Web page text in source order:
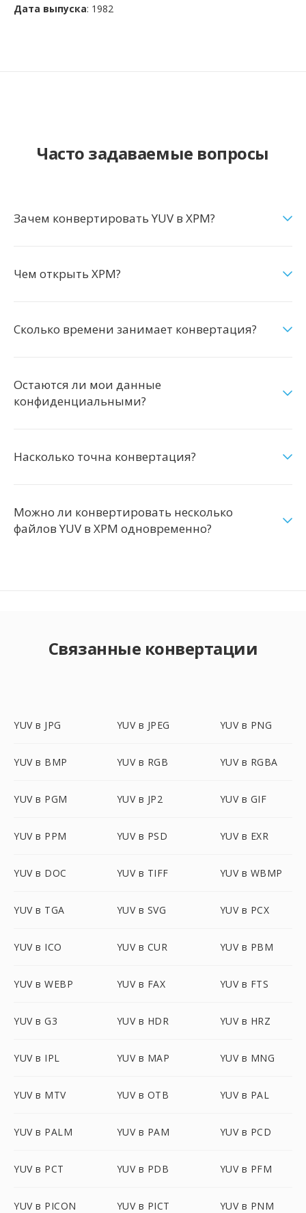
Дата выпуска: 1982
Часто задаваемые вопросы
Зачем конвертировать YUV в XPM?
Чем открыть XPM?
Сколько времени занимает конвертация?
Остаются ли мои данные
конфиденциальными?
Насколько точна конвертация?
Можно ли конвертировать несколько
файлов YUV в XPM одновременно?
Связанные конвертации
YUV в JPG YUV в JPEG YUV в PNG
YUV в BMP YUV в RGB YUV в RGBA
YUV в PGM YUV в JP2 YUV в GIF
YUV в PPM YUV в PSD YUV в EXR
YUV в DOC YUV в TIFF YUV в WBMP
YUV в TGA YUV в SVG YUV в PCX
YUV в ICO YUV в CUR YUV в PBM
YUV в WEBP YUV в FAX YUV в FTS
YUV в G3 YUV в HDR YUV в HRZ
YUV в IPL YUV в MAP YUV в MNG
YUV в MTV YUV в OTB YUV в PAL
YUV в PALM YUV в PAM YUV в PCD
YUV в PCT YUV в PDB YUV в PFM
YUV в PICON YUV в PICT YUV в PNM